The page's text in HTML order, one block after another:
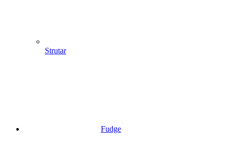
Strutar
Fudge